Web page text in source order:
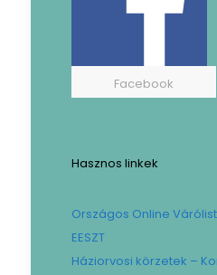
Facebook
Hasznos linkek
Országos Online
EESZT
Háziorvosi körzetek –